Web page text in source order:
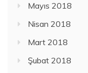
Mayıs 2018
Nisan 2018
Mart 2018
Şubat 2018